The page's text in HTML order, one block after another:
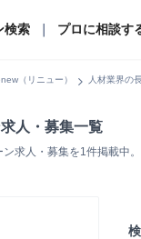
検索 プロに相談す
（リニュー） chevron_right 人材業界の
人・募集一覧
求人・募集を1件掲載中